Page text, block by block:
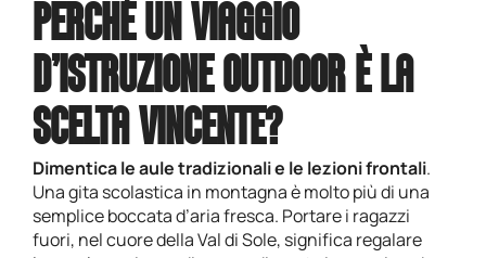
PERCHÉ UN VIAGGIO
D’ISTRUZIONE OUTDOOR È LA
SCELTA VINCENTE?
Dimentica le aule tradizionali e le lezioni frontali.
Una gita scolastica in montagna è molto più di una
semplice boccata d’aria fresca. Portare i ragazzi
fuori, nel cuore della Val di Sole, significa regalare